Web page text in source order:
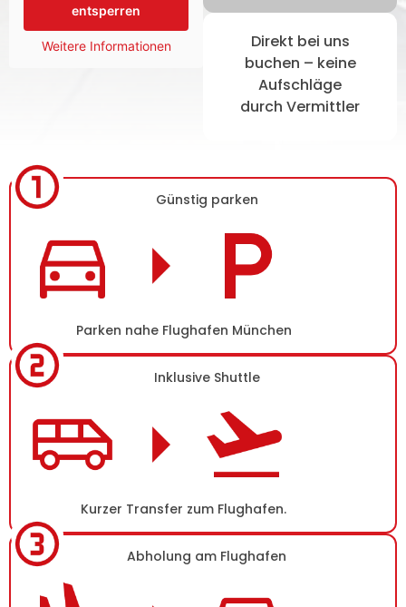
entsperren
Weitere Informationen
Direkt bei uns
buchen – keine
Aufschläge
durch Vermittler
Günstig parken
Parken nahe Flughafen München
Inklusive Shuttle
Kurzer Transfer zum Flughafen.
Abholung am Flughafen